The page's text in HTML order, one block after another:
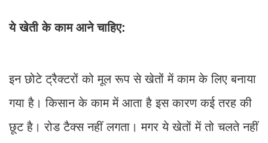
ये खेती के काम आने चाहिए:
इन छोटे ट्रैक्टरों को मूल रूप से खेतों में काम के लिए बनाया
गया है। किसान के काम में आता है इस कारण कई तरह की
छूट है। रोड टैक्स नहीं लगता। मगर ये खेतों में तो चलते नहीं